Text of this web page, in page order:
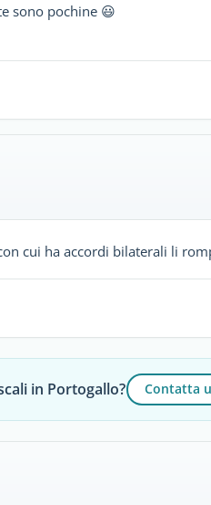
sono pochine 😃
cui ha accordi bilaterali li
in Portogallo? Contatta